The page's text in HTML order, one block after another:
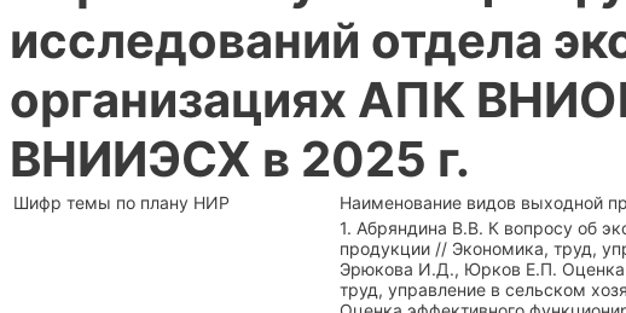
исследований отдела
организациях АПК
ВНИИЭСХ в 2025 г.
Шифр темы по плану НИР Наименование видов выходной
1. Абряндина В.В. К вопросу об
продукции // Экономика, труд,
Эрюкова И.Д., Юрков Е.П. Оценка
труд, управление в сельском